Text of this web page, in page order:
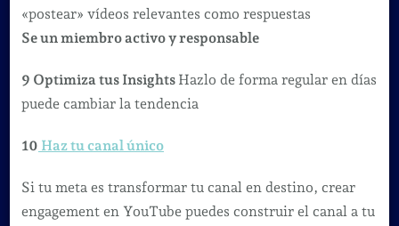
«postear» vídeos relevantes como respuestas
Se un miembro activo y responsable
9 Optimiza tus Insights Hazlo de forma regular en días
puede cambiar la tendencia
10 Haz tu canal único
Si tu meta es transformar tu canal en destino, crear
engagement en YouTube puedes construir el canal a tu